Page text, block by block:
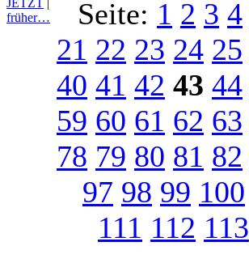
früher…
Seite: 1 2 3 4
21 22 23 24 25
40 41 42 43 44
59 60 61 62 63
78 79 80 81 82
97 98 99 100
111 112 113